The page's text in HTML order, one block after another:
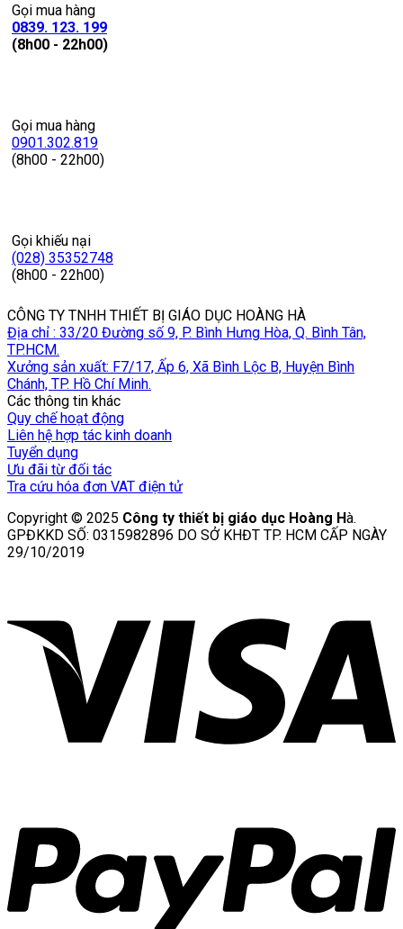
Gọi mua hàng
0839. 123. 199
(8h00 - 22h00)
Gọi mua hàng
0901.302.819
(8h00 - 22h00)
Gọi khiếu nại
(028) 35352748
(8h00 - 22h00)
CÔNG TY TNHH THIẾT BỊ GIÁO DỤC HOÀNG HÀ
Địa chỉ : 33/20 Đường số 9, P. Bình Hưng Hòa, Q. Bình Tân,
TP.HCM.
Xưởng sản xuất: F7/17, Ấp 6, Xã Bình Lộc B, Huyện Bình
Chánh, TP. Hồ Chí Minh.
Các thông tin khác
Quy chế hoạt động
Liên hệ hợp tác kinh doanh
Tuyển dụng
Ưu đãi từ đối tác
Tra cứu hóa đơn VAT điện tử
Copyright © 2025 Công ty thiết bị giáo dục Hoàng Hà.
GPĐKKD SỐ: 0315982896 DO SỞ KHĐT TP. HCM CẤP NGÀY
29/10/2019